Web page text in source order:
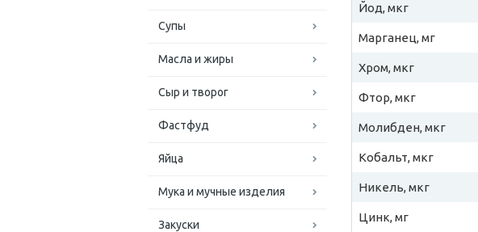
Супы
Масла и жиры
Сыр и творог
Фастфуд
Яйца
Мука и мучные изделия
Закуски
Йод, мкг
Марганец, мг
Хром, мкг
Фтор, мкг
Молибден, мкг
Кобальт, мкг
Никель, мкг
Цинк, мг